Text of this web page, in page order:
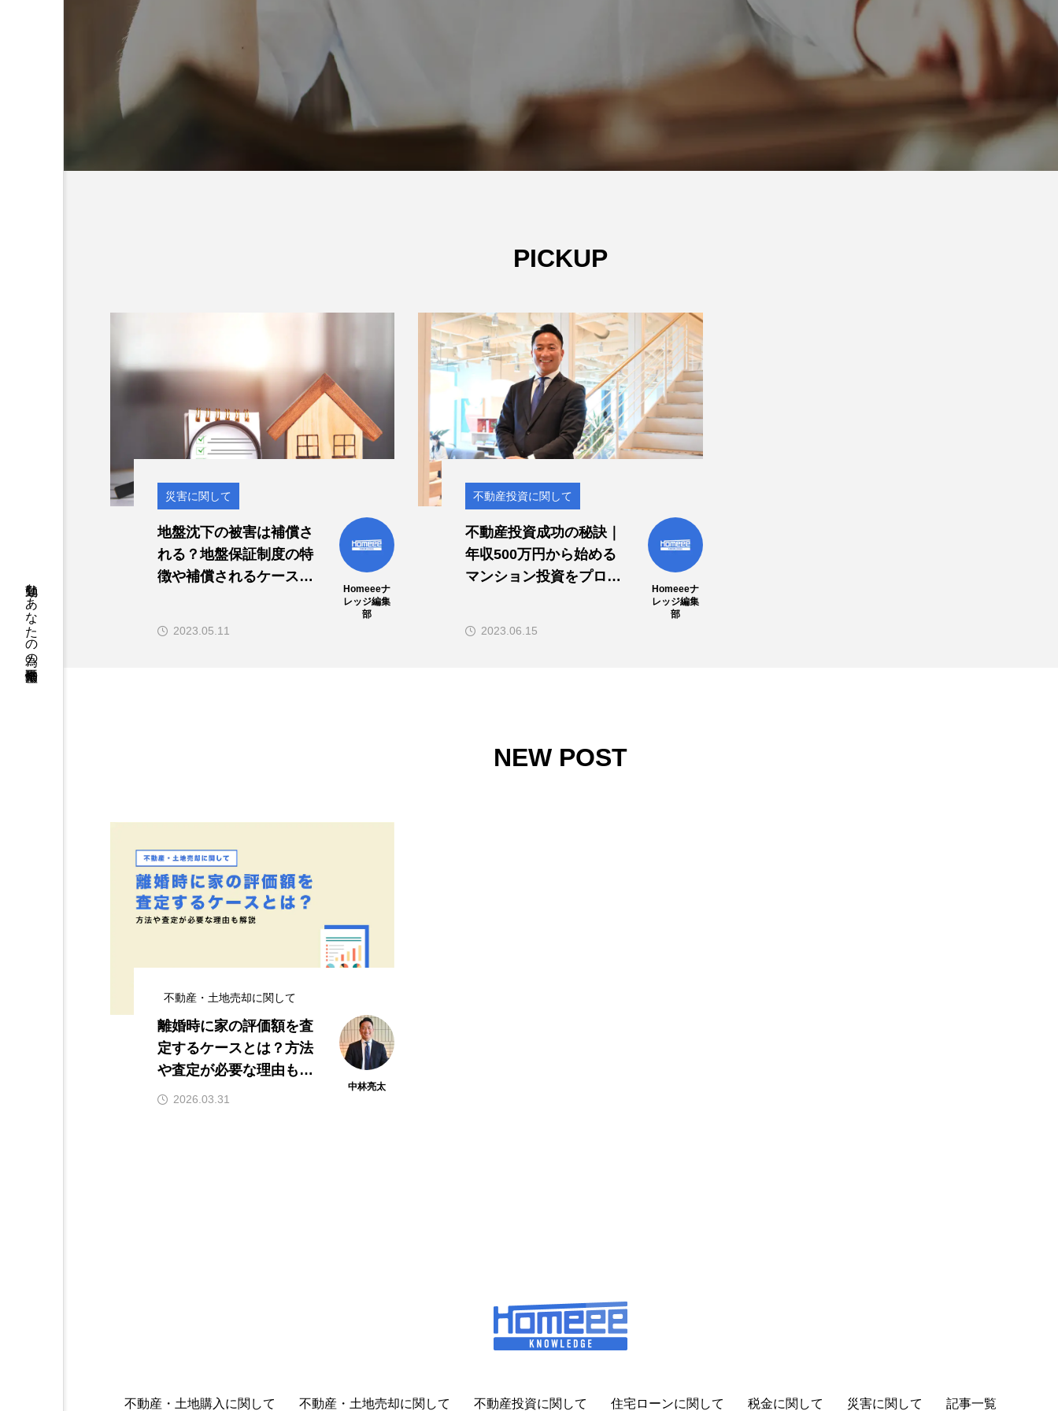
勤勉なあなたの為の不動産情報
PICKUP
災害に関して
地盤沈下の被害は補償さ
れる？地盤保証制度の特
徴や補償されるケースを
Homeeeナ
レッジ編集
部
2023.05.11
不動産投資に関して
不動産投資成功の秘訣｜
年収500万円から始める
マンション投資をプロが
Homeeeナ
レッジ編集
部
2023.06.15
NEW POST
不動産・土地売却に関して
離婚時に家の評価額を査
定するケースとは？方法
や査定が必要な理由も解
説
中林亮太
2026.03.31
不動産・土地購入に関して 不動産・土地売却に関して 不動産投資に関して 住宅ローンに関して 税金に関して 災害に関して 記事一覧